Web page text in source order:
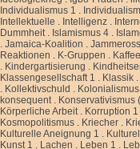
Individualismus 1 .
Intellektuelle . Intelligenz .
Dummheit. Islamismus 4 .
.Jamaica-Koalition .
Reaktionen . K-Gruppen .
. Kindergartisierung .
Klassengesellschaft 1 . Klassik .
. Kollektivschuld . Kolonialismus
konsequent. Konservativismus
Körperliche Arbeit. Korruption
Kosmopolitismus . Kriecher .
Kulturelle Aneignung 1 .
Kunst 1 . Lachen . Leben 1 .